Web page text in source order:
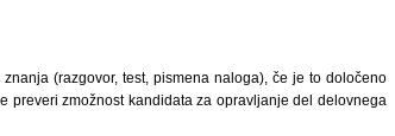
(razgovor, test, pismena naloga), če je to določeno
preveri zmožnost kandidata za opravljanje del delovnega